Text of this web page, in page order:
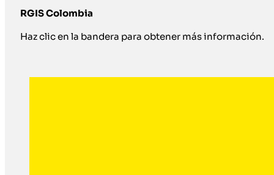
RGIS Colombia
Haz clic en la bandera para obtener más información.